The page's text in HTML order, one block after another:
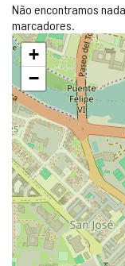
Não encontramos
marcadores.
Pular
mapa
+
−